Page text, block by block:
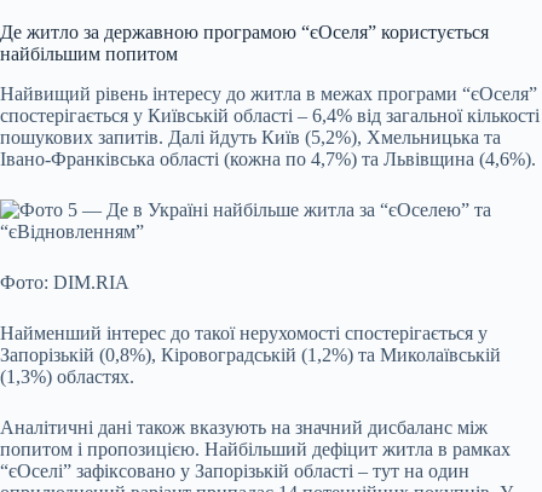
Де житло за державною програмою “єОселя” користується
найбільшим попитом
Найвищий рівень інтересу до житла в межах програми “єОселя”
спостерігається у Київській області – 6,4% від загальної кількості
пошукових запитів. Далі йдуть Київ (5,2%), Хмельницька та
Івано-Франківська області (кожна по 4,7%) та Львівщина (4,6%).
Фото: DIM.RIA
Найменший інтерес до такої нерухомості спостерігається у
Запорізькій (0,8%), Кіровоградській (1,2%) та Миколаївській
(1,3%) областях.
Аналітичні дані також вказують на значний дисбаланс між
попитом і пропозицією. Найбільший дефіцит житла в рамках
“єОселі” зафіксовано у Запорізькій області – тут на один